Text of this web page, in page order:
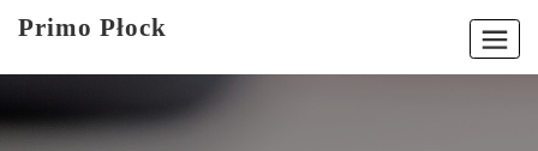
Primo Płock